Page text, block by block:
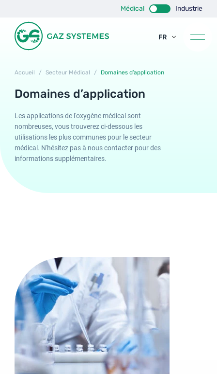
Médical Industrie
FR
ES
Accueil / Secteur Médical / Domaines d’application
Domaines d’application
Les applications de l'oxygène médical sont
nombreuses, vous trouverez ci-dessous les
utilisations les plus communes pour le secteur
médical. N'hésitez pas à nous contacter pour des
informations supplémentaires.